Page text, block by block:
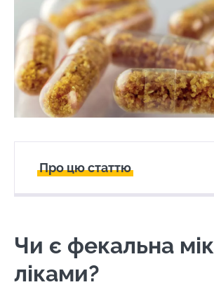
Про цю статтю
Чи є фекальна
ліками?